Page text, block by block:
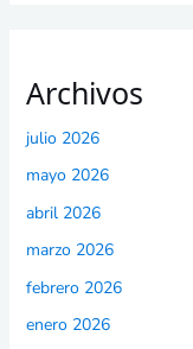
Archivos
julio 2026
mayo 2026
abril 2026
marzo 2026
febrero 2026
enero 2026